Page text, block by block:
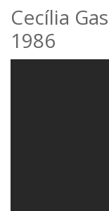
Cecília
1986